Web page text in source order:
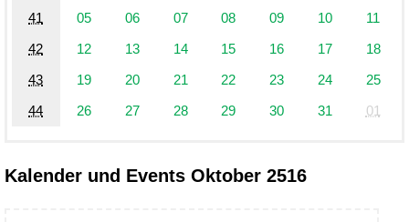
41
05 06 07 08 09 10
11
42
12 13 14 15 16 17
18
43
19 20 21 22 23 24
25
44
26 27 28 29 30 31 01
Kalender und Events Oktober 2516